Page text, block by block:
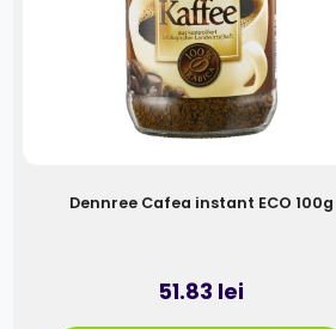
Dennree Cafea instant ECO 100g
51.83 lei